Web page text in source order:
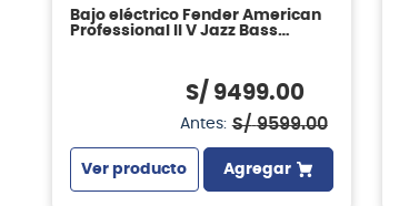
Bajo eléctrico Fender American
Professional II V Jazz Bass
S/ 9499.00
Antes: S/ 9599.00
Ver producto Agregar